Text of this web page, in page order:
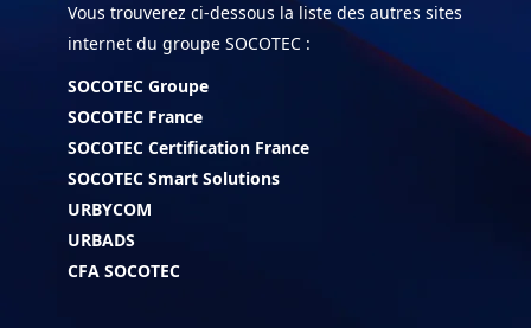
Vous trouverez ci-dessous la liste des autres sites
internet du groupe SOCOTEC :
SOCOTEC Groupe
SOCOTEC France
SOCOTEC Certification France
SOCOTEC Smart Solutions
URBYCOM
URBADS
CFA SOCOTEC